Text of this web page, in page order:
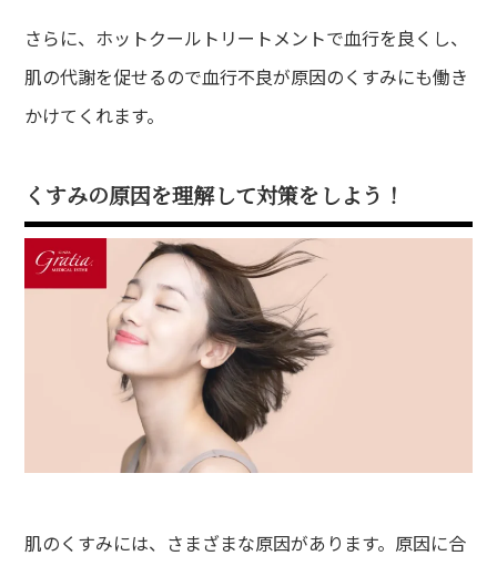
さらに、ホットクールトリートメントで血行を良くし、
肌の代謝を促せるので血行不良が原因のくすみにも働き
かけてくれます。
くすみの原因を理解して対策をしよう！
肌のくすみには、さまざまな原因があります。原因に合